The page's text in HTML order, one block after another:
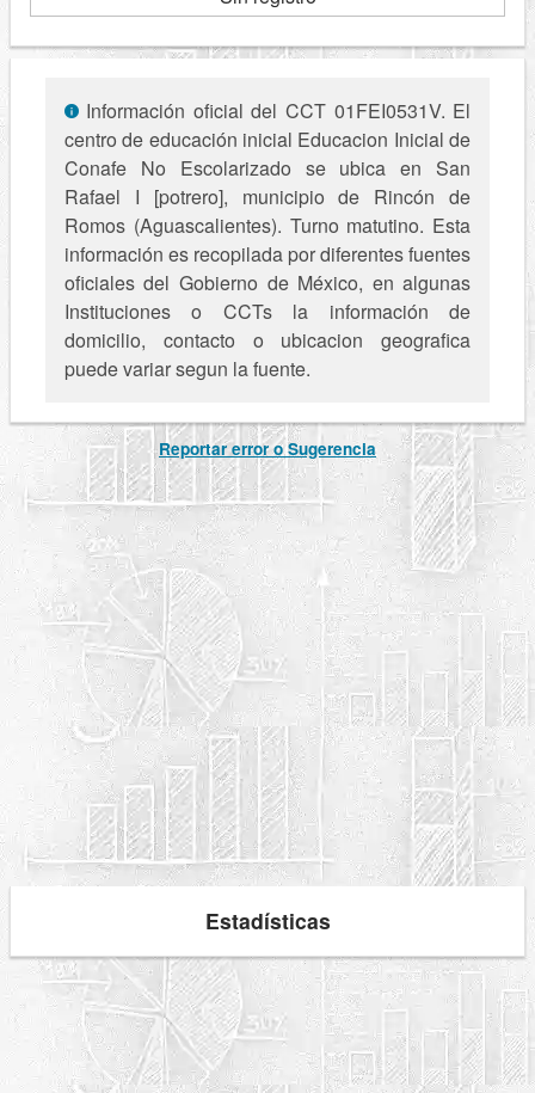
Información oficial del CCT 01FEI0531V. El
centro de educación inicial Educacion Inicial de
Conafe No Escolarizado se ubica en San
Rafael I [potrero], municipio de Rincón de
Romos (Aguascalientes). Turno matutino. Esta
información es recopilada por diferentes fuentes
oficiales del Gobierno de México, en algunas
Instituciones o CCTs la información de
domicilio, contacto o ubicacion geografica
puede variar segun la fuente.
Reportar error o Sugerencia
Estadísticas